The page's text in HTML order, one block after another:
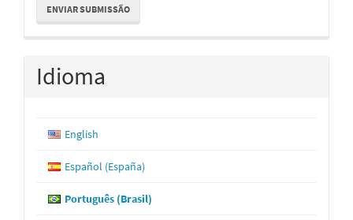
Submissão
ENVIAR SUBMISSÃO
Idioma
English
Español (España)
Português (Brasil)